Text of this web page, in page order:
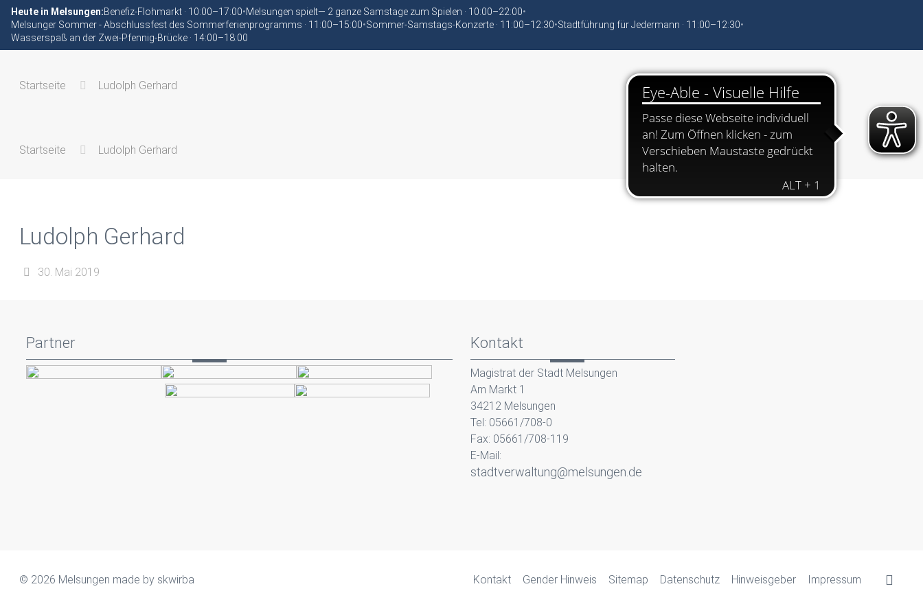
Heute in Melsungen:Benefiz-Flohmarkt · 10:00–17:00•Melsungen spielt— 2 ganze Samstage zum Spielen · 10:00–22:00•
Melsunger Sommer - Abschlussfest des Sommerferienprogramms · 11:00–15:00•Sommer-Samstags-Konzerte · 11:00–12:30•Stadtführung für Jedermann · 11:00–12:30•
Wasserspaß an der Zwei-Pfennig-Brücke · 14:00–18:00
Startseite Ludolph Gerhard
Startseite Ludolph Gerhard
Ludolph Gerhard
30. Mai 2019
Partner Kontakt
Magistrat der Stadt Melsungen
Am Markt 1
34212 Melsungen
Tel: 05661/708-0
Fax: 05661/708-119
E-Mail:
stadtverwaltung@melsungen.de
© 2026 Melsungen made by skwirba Kontakt Gender Hinweis Sitemap Datenschutz Hinweisgeber Impressum